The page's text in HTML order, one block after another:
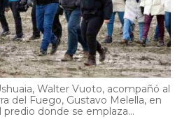
Walter Vuoto, acompañó al
del Fuego, Gustavo Melella, en
predio donde se emplaza...